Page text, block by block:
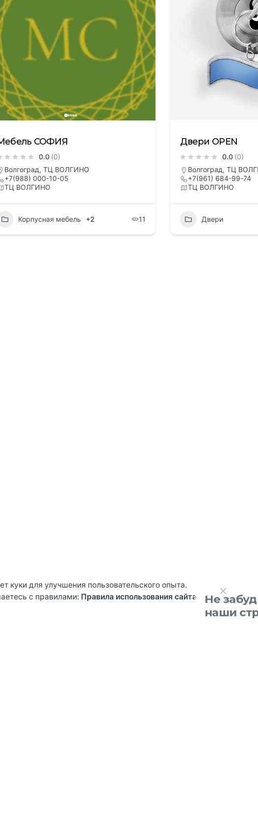
СОФИЯ
0.0 (0)
Волгоград, ТЦ ВОЛГИНО
+7(988) 000-10-05
ТЦ ВОЛГИНО
Корпусная мебель +2 11
Двери OPEN
0.0 (0)
Волгоград, ТЦ
+7(961) 684-99-74
ТЦ ВОЛГИНО
Двери
1
По вопросам сотрудничества
звоните или отправьте email
WBSTAR Персональные данные
куки для улучшения пользовательского опыта.
с правилами: Правила использования сайта